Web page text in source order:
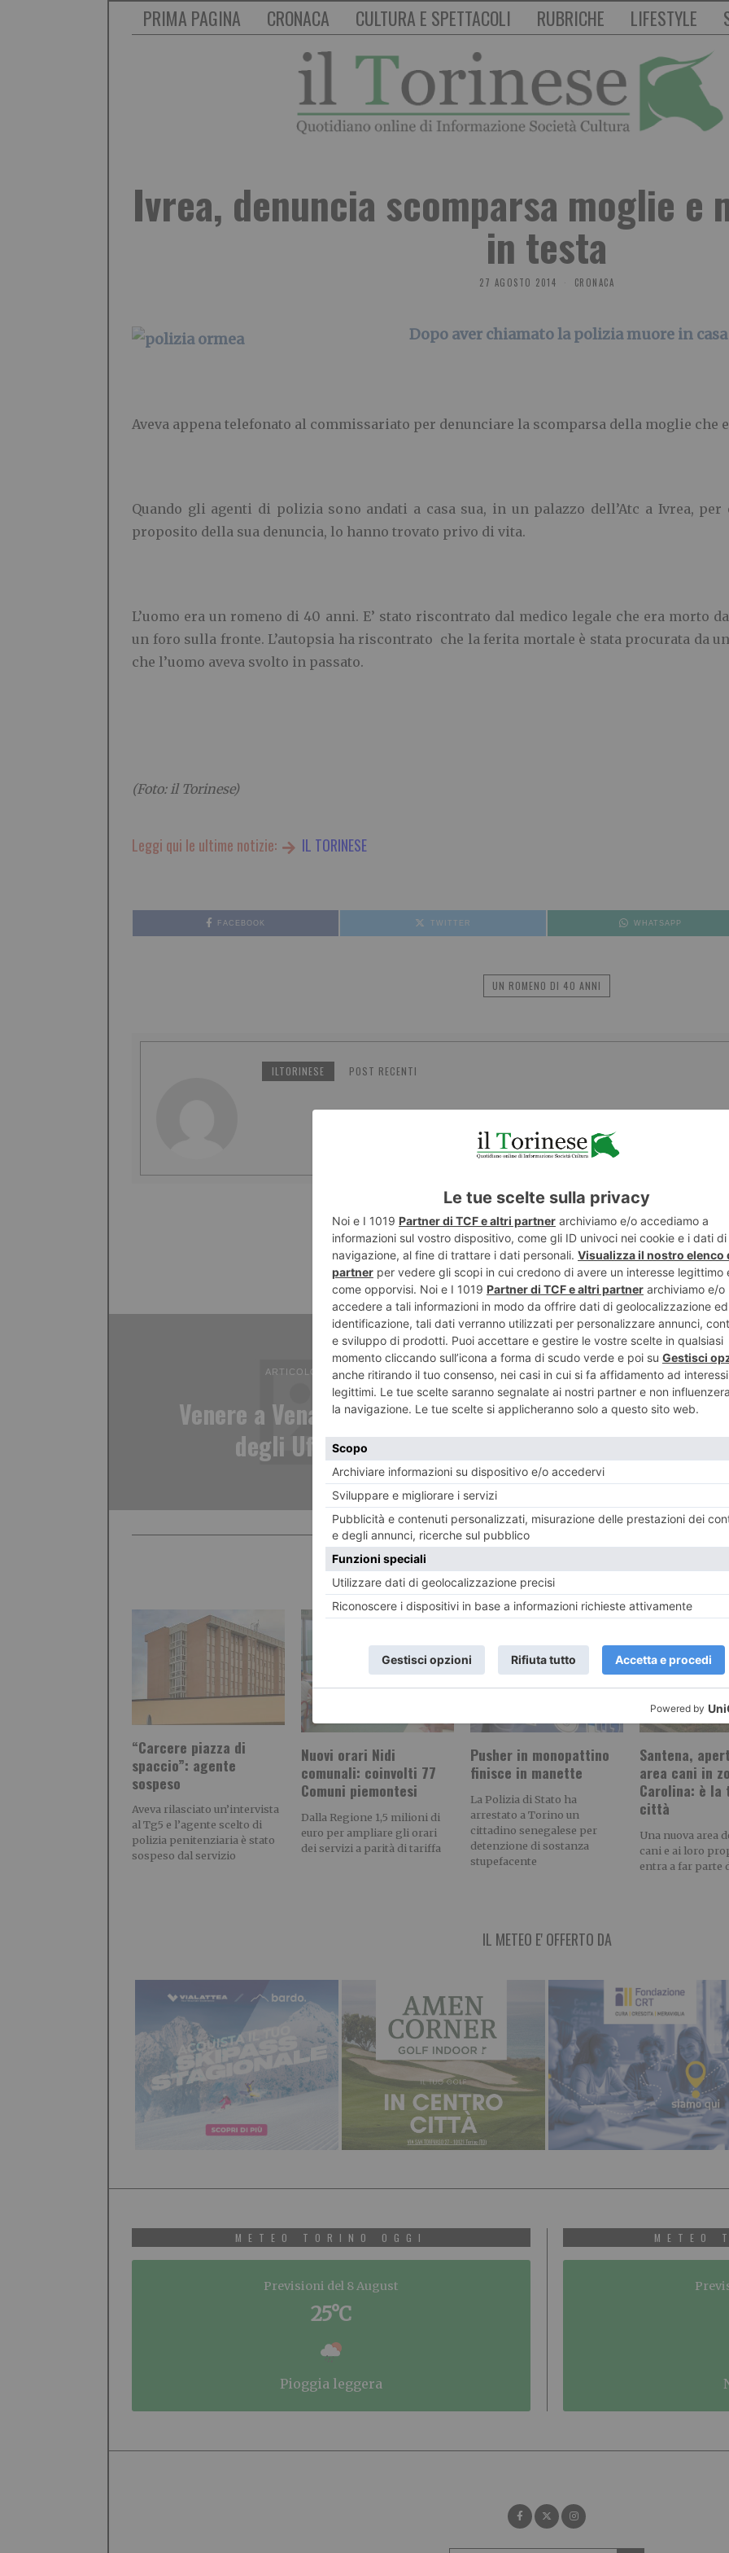
PRIMA PAGINA CRONACA CULTURA E SPETTACOLI RUBRICHE LIFESTYLE
Ivrea, denuncia scomparsa moglie e
in testa
27 AGOSTO 2014 CRONACA
Dopo aver chiamato la polizia muore in casa
Aveva appena telefonato al commissariato per denunciare la scomparsa della moglie che
Quando gli agenti di polizia sono andati a casa sua, in un palazzo dell’Atc a Ivrea,
proposito della sua denuncia, lo hanno trovato privo di vita.
L’uomo era un romeno di 40 anni. E’ stato riscontrato dal medico legale che era morto
un foro sulla fronte. L’autopsia ha riscontrato che la ferita mortale è stata procurata da
che l’uomo aveva svolto in passato.
(Foto: il Torinese)
Leggi qui le ultime notizie: IL TORINESE
FACEBOOK TWITTER WHATSAPP
UN ROMENO DI 40 ANNI
ILTORINESE POST RECENTI
ARTICOLO PRECEDENTE
Venere a Venaria? Il direttore
degli Uffizi dice no
Il gattile
RECENTI:
“Carcere piazza di
spaccio”: agente
sospeso
Aveva rilasciato un’intervista
al Tg5 e l’agente scelto di
polizia penitenziaria è stato
sospeso dal servizio
Nuovi orari Nidi
comunali: coinvolti 77
Comuni piemontesi
Dalla Regione 1,5 milioni di
euro per ampliare gli orari
dei servizi a parità di tariffa
Pusher in monopattino
finisce in manette
La Polizia di Stato ha
arrestato a Torino un
cittadino senegalese per
detenzione di sostanza
stupefacente
Santena,
area cani in
Carolina: è la
città
Una nuova area
cani e ai loro
entra a far parte
IL METEO E' OFFERTO DA
METEO TORINO OGGI
Previsioni del 8 August
25°C
pioggia leggera
METEO